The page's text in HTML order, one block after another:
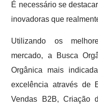
É necessário se
inovadoras que
Utilizando os
mercado, a Busca
Orgânica mais
excelência através de
Vendas B2B, Criação